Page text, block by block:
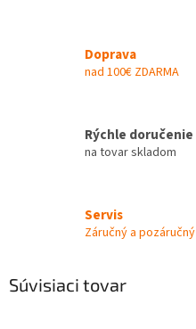
Doprava
nad 100€ ZDARMA
Rýchle doručenie
na tovar skladom
Servis
Záručný a pozáručný
Súvisiaci tovar